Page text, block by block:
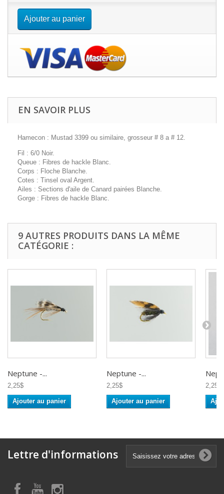
Ajouter au panier
EN SAVOIR PLUS
Hamecon : Mustad 3399 ou similaire, grosseur # 8 a # 12.
Fil : 6/0 Noir.
Queue : Fibres de hackle Blanc.
Corps : Floche Blanche.
Cotes : Tinsel oval Argent.
Ailes : Sections d'aile de Canard pairées Blanche.
Gorge : Fibres de hackle Blanc.
9 AUTRES PRODUITS DANS LA MÊME
CATÉGORIE :
Neptune -...
2,25$
Ajouter au panier
Neptune -...
2,25$
Ajouter au panier
2,25$
Lettre d'informations